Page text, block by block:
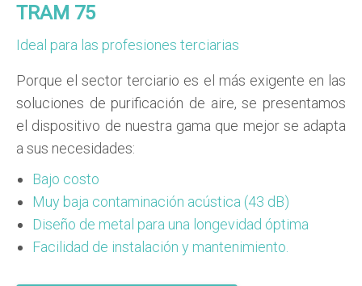
TRAM 75
Ideal para las profesiones terciarias
Porque el sector terciario es el más exigente en las
soluciones de purificación de aire, se presentamos
el dispositivo de nuestra gama que mejor se adapta
a sus necesidades:
Bajo costo
Muy baja contaminación acústica (43 dB)
Diseño de metal para una longevidad óptima
Facilidad de instalación y mantenimiento.